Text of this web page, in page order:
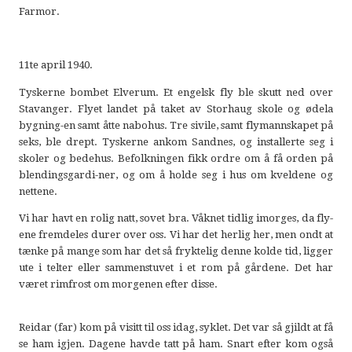
Farmor.
11te april 1940.
Tyskerne bombet Elverum. Et engelsk fly ble skutt ned over
Stavanger. Flyet landet på taket av Storhaug skole og ødela
bygning-en samt åtte nabohus. Tre sivile, samt flymannskapet på
seks, ble drept. Tyskerne ankom Sandnes, og installerte seg i
skoler og bedehus. Befolkningen fikk ordre om å få orden på
blendingsgardi-ner, og om å holde seg i hus om kveldene og
nettene.
Vi har havt en rolig natt, sovet bra. Våknet tidlig imorges, da fly-
ene fremdeles durer over oss. Vi har det herlig her, men ondt at
tænke på mange som har det så fryktelig denne kolde tid, ligger
ute i telter eller sammenstuvet i et rom på gårdene. Det har
været rimfrost om morgenen efter disse.
Reidar (far) kom på visitt til oss idag, syklet. Det var så gjildt at få
se ham igjen. Dagene havde tatt på ham. Snart efter kom også